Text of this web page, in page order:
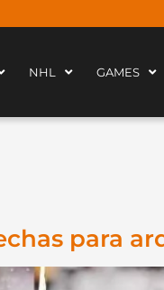
NHL GAMES
para